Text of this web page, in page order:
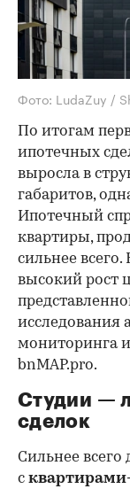
Фото: LudaZuy /
По итогам
ипотечных
выросла в
габаритов,
Ипотечный
квартиры,
сильнее
высокий рост
исследования
мониторинга
bnMAP.pro.
Студии —
сделок
Сильнее всего
с